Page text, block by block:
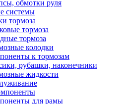
обмотки руля
системы
тормоза
тормоза
тормоза
колодки
к тормозам
рубашки, наконечники
жидкости
для рамы